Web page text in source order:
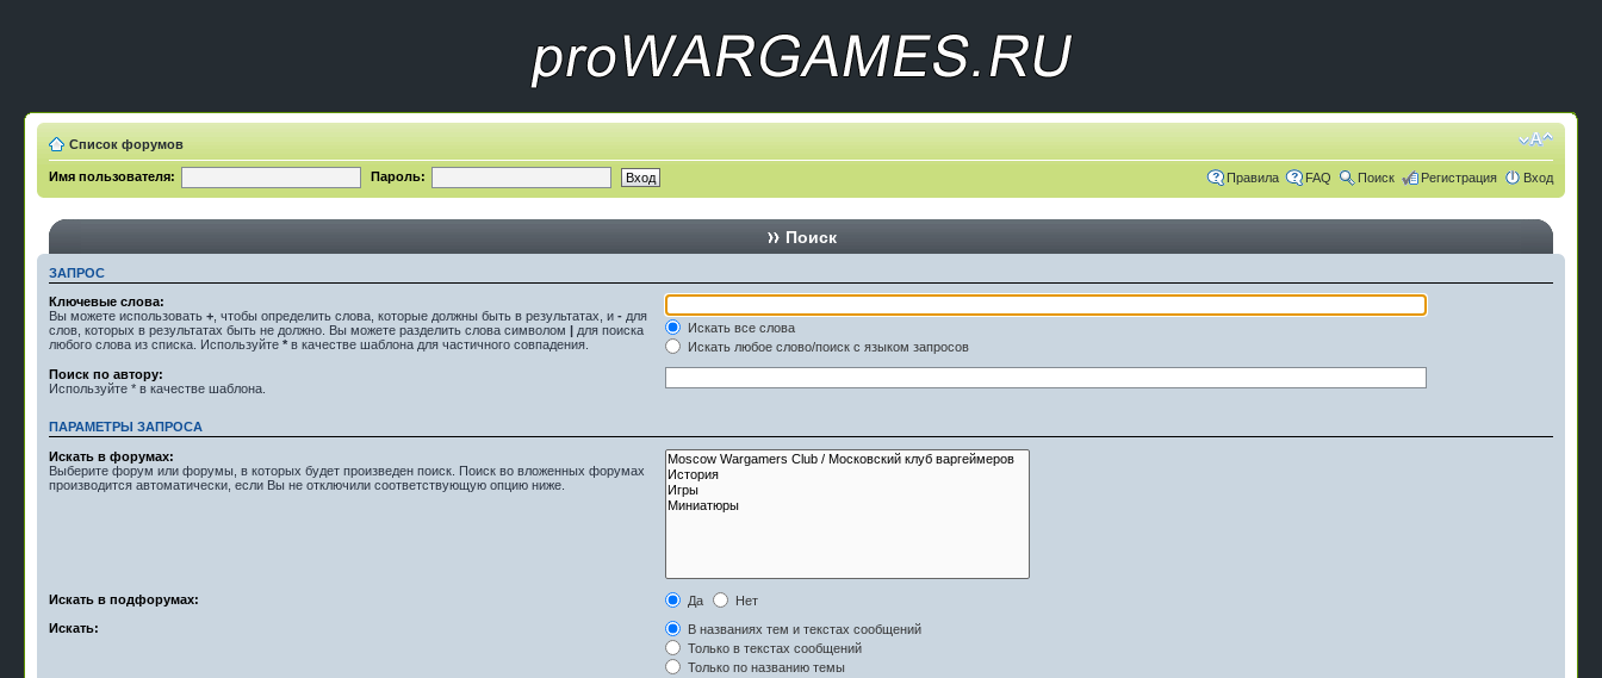
Список форумов
Правила FAQ Поиск Регистрация Вход
Имя пользователя: Пароль:
Поиск
ЗАПРОС
Ключевые слова:
Вы можете использовать + , чтобы определить слова, которые должны быть в результатах, и - для
слов, которых в результатах быть не должно. Вы можете разделить слова символом | для поиска
любого слова из списка. Используйте * в качестве шаблона для частичного совпадения.
Искать все слова
Искать любое слово/поиск с языком запросов
Поиск по автору:
Используйте * в качестве шаблона.
ПАРАМЕТРЫ ЗАПРОСА
Искать в форумах:
Выберите форум или форумы, в которых будет произведен поиск. Поиск во вложенных форумах
производится автоматически, если Вы не отключили соответствующую опцию ниже.
Искать в подфорумах: Да
Нет
Искать:
В названиях тем и текстах сообщений
Только в текстах сообщений
Только по названию темы